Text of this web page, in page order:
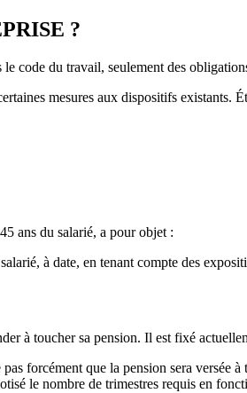
?
code du travail, seulement des
mesures aux dispositifs existants.
ans du salarié, a pour objet :
à date, en tenant compte des
à toucher sa pension. Il est fixé
forcément que la pension sera versée
le nombre de trimestres requis en